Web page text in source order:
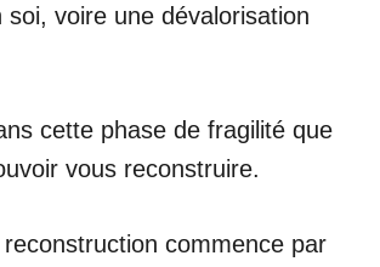
soi, voire une dévalorisation
cette phase de fragilité que
vous reconstruire.
commence par